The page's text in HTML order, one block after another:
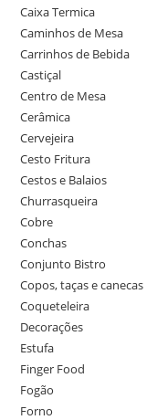
Caixa Termica
Caminhos de Mesa
Carrinhos de Bebida
Castiçal
Centro de Mesa
Cerâmica
Cervejeira
Cesto Fritura
Cestos e Balaios
Churrasqueira
Cobre
Conchas
Conjunto Bistro
Copos, taças e canecas
Coqueteleira
Decorações
Estufa
Finger Food
Fogão
Forno